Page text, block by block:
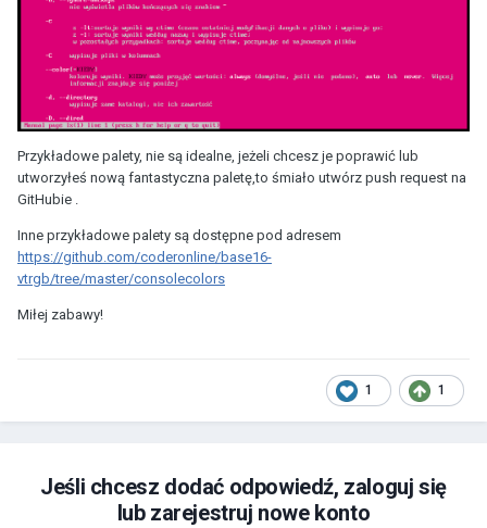
Przykładowe palety, nie są idealne, jeżeli chcesz je poprawić lub
utworzyłeś nową fantastyczna paletę,to śmiało utwórz push request na
GitHubie .
Inne przykładowe palety są dostępne pod adresem
https://github.com/coderonline/base16-
vtrgb/tree/master/consolecolors
Miłej zabawy!
1 1
Jeśli chcesz dodać odpowiedź, zaloguj się
lub zarejestruj nowe konto